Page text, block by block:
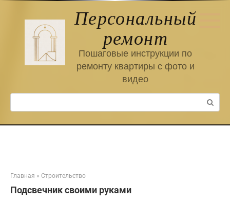
Персональный
ремонт
Пошаговые инструкции по
ремонту квартиры с фото и
видео
Поиск:
Главная » Строительство
Подсвечник своими руками